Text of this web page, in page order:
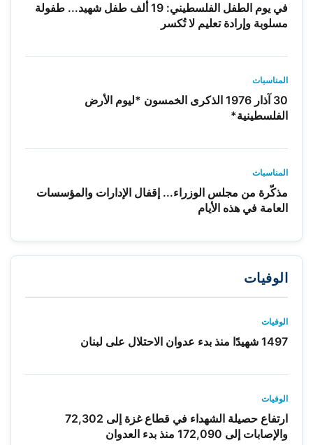
في يوم الطفل الفلسطيني: 19 ألف طفل شهيد... طفولة
مسلوبة وإرادة تعليم لا تُكسر
المناسبات
30 آذار 1976 الذكرى الخمسون *ليوم الأرض
الفلسطينية*
المناسبات
مذكّرة من مجلس الوزراء... إقفال الإدارات والمؤسسات
العامة في هذه الأيام
الوفيات
الوفيات
1497 شهيدًا منذ بدء عدوان الاحتلال على لبنان
الوفيات
ارتفاع حصيلة الشهداء في قطاع غزة إلى 72,302
والإصابات إلى 172,090 منذ بدء العدوان